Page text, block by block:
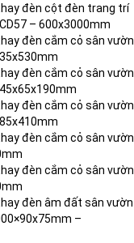
đèn cột đèn trang trí
– 600x3000mm
đèn cắm cỏ sân vườn
đèn cắm cỏ sân vườn
đèn cắm cỏ sân vườn
đèn cắm cỏ sân vườn
đèn cắm cỏ sân vườn
đèn âm đất sân vườn
–